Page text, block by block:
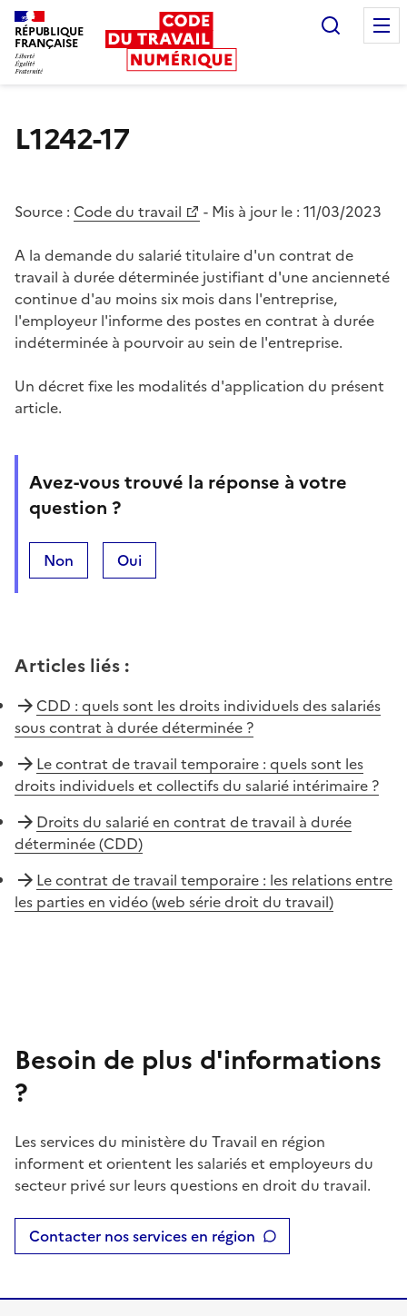
RÉPUBLIQUE
FRANÇAISE
L1242-17
Source : Code du travail - Mis à jour le : 11/03/2023
A la demande du salarié titulaire d'un contrat de
travail à durée déterminée justifiant d'une ancienneté
continue d'au moins six mois dans l'entreprise,
l'employeur l'informe des postes en contrat à durée
indéterminée à pourvoir au sein de l'entreprise.
Un décret fixe les modalités d'application du présent
article.
Avez-vous trouvé la réponse à votre
question ?
Non Oui
Articles liés :
CDD : quels sont les droits individuels des salariés
sous contrat à durée déterminée ?
Le contrat de travail temporaire : quels sont les
droits individuels et collectifs du salarié intérimaire ?
Droits du salarié en contrat de travail à durée
déterminée (CDD)
Le contrat de travail temporaire : les relations entre
les parties en vidéo (web série droit du travail)
Besoin de plus d'informations
?
Les services du ministère du Travail en région
informent et orientent les salariés et employeurs du
secteur privé sur leurs questions en droit du travail.
Contacter nos services en région